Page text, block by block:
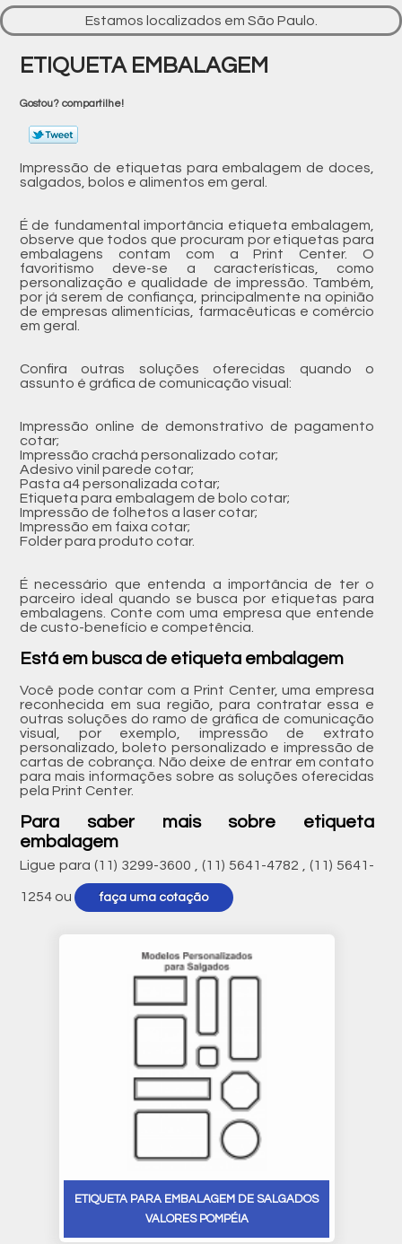
Estamos localizados em São Paulo.
ETIQUETA EMBALAGEM
Gostou? compartilhe!
Impressão de etiquetas para embalagem de doces,
salgados, bolos e alimentos em geral.
É de fundamental importância etiqueta embalagem,
observe que todos que procuram por etiquetas para
embalagens contam com a Print Center. O
favoritismo deve-se a características, como
personalização e qualidade de impressão. Também,
por já serem de confiança, principalmente na opinião
de empresas alimentícias, farmacêuticas e comércio
em geral.
Confira outras soluções oferecidas quando o
assunto é gráfica de comunicação visual:
Impressão online de demonstrativo de pagamento
cotar;
Impressão crachá personalizado cotar;
Adesivo vinil parede cotar;
Pasta a4 personalizada cotar;
Etiqueta para embalagem de bolo cotar;
Impressão de folhetos a laser cotar;
Impressão em faixa cotar;
Folder para produto cotar.
É necessário que entenda a importância de ter o
parceiro ideal quando se busca por etiquetas para
embalagens. Conte com uma empresa que entende
de custo-benefício e competência.
Está em busca de etiqueta embalagem
Você pode contar com a Print Center, uma empresa
reconhecida em sua região, para contratar essa e
outras soluções do ramo de gráfica de comunicação
visual, por exemplo, impressão de extrato
personalizado, boleto personalizado e impressão de
cartas de cobrança. Não deixe de entrar em contato
para mais informações sobre as soluções oferecidas
pela Print Center.
Para saber mais sobre etiqueta
embalagem
Ligue para (11) 3299-3600 ,(11) 5641-4782 ,(11) 5641-
1254ou faça uma cotação
ETIQUETA PARA EMBALAGEM DE SALGADOS
VALORES POMPÉIA